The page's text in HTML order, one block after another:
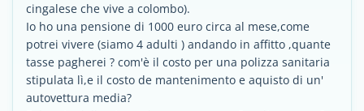
cingalese che vive a colombo).
Io ho una pensione di 1000 euro circa al mese,come
potrei vivere (siamo 4 adulti ) andando in affitto ,quante
tasse pagherei ? com'è il costo per una polizza sanitaria
stipulata lì,e il costo de mantenimento e aquisto di un'
autovettura media?